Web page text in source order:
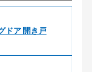
ドア 開き戸